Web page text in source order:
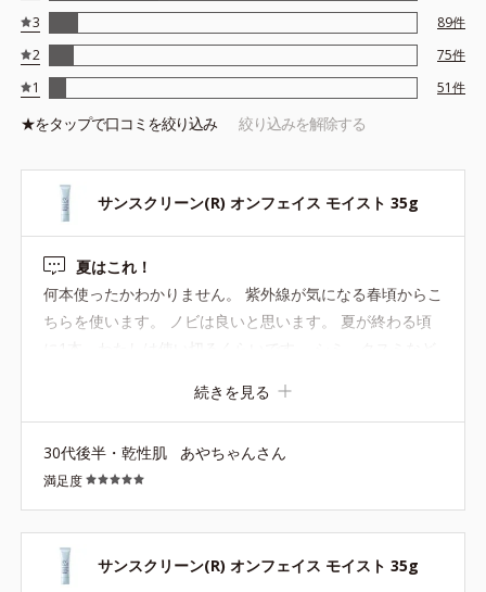
●近赤外線カット成分*2配合 ●大気汚染物質*3バリア成分*4配合＝
ちり・ほこり等の空気中の物質から肌を保護する成分 ●ローズマリ
ーエキス配合＝保湿成分 ●なじませライティングパウダー*5配合
*1 酸化チタン、水酸化Ａｌ、ポリアクリル酸Ｎａ、含水シリカ、
等の空気中の物質 *4 ホウケイ酸（Ｃａ／Ｎａ）、酸化銀、水
*5 酸化チタン、トリメトキシシリルジメチコン、マイカ、酸化ス
ズ *6 シリル化シリカ
サンスクリーン(R) オンフェイス ライト 28mL（ロ
テカリ、ベタつきが気になる方も安心。みずみずしい感触で、さ
れにくい。
※単品使用でも、落とすときはクレンジング料をお使いくださ
3
89件
2
75件
1
51件
★をタップで口コミを絞り込み 絞り込みを解除する
サンスクリーン(R) オンフェイス モイスト 35g
夏はこれ！
何本使ったかわかりません。 紫外線が気になる春頃からこ
ちらを使います。 ノビは良いと思います。 夏が終わる頃
続きを見る
30代後半・乾性肌 あやちゃんさん
満足度
サンスクリーン(R) オンフェイス モイスト 35g